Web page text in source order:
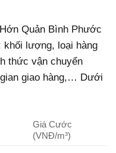
Quản Bình Phước
khối lượng, loại hàng
thức vận chuyển
giao hàng,… Dưới
Giá Cước
(VNĐ/m³)